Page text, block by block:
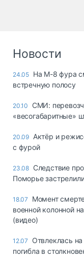
Новости
24.05 На М-8 фура
встречную полосу
20.10
СМИ:
«весогабаритные»
20.09 Актёр и
с фурой
23.08 Следствие
Поморье
18.07
Момент
военной колонной
(видео)
12.07
Отвлеклась
погибла в